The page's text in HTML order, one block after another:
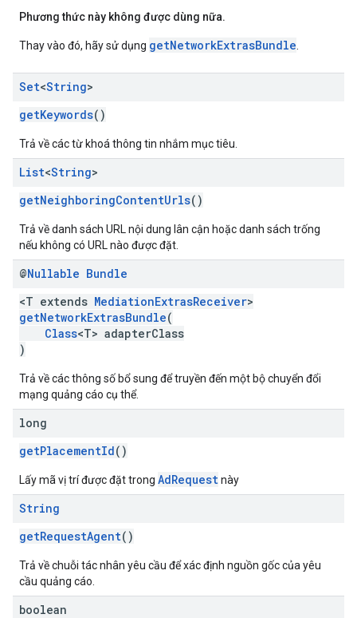
Phương thức này không được dùng nữa.
Thay vào đó, hãy sử dụng getNetworkExtrasBundle
Set<String>
getKeywords()
Trả về các từ khoá thông tin nhắm mục tiêu.
List<String>
getNeighboringContentUrls()
Trả về danh sách URL nội dung lân cận hoặc danh sách trống
nếu không có URL nào được đặt.
@Nullable Bundle
<T extends MediationExtrasReceiver>
getNetworkExtrasBundle(
Class<T> adapterClass
)
Trả về các thông số bổ sung để truyền đến một bộ chuyển đổi
mạng quảng cáo cụ thể.
long
getPlacementId()
Lấy mã vị trí được đặt trong AdRequestnày
String
getRequestAgent()
Trả về chuỗi tác nhân yêu cầu để xác định nguồn gốc của yêu
cầu quảng cáo.
boolean